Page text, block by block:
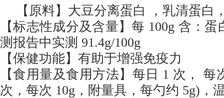
【原料】大豆分离蛋白 ，乳清蛋白
【标志性成分及含量】每 100g 含：
测报告中实测 91.4g/100g
【保健功能】有助于增强免疫力
【食用量及食用方法】每日 1 次， 每
次，每次 10g，附量具，每勺约 5g)，